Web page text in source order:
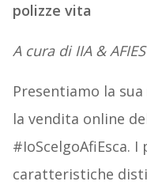
polizze vita
A cura di IIA &
Presentiamo la
la vendita online
#IoScelgoAfiEsca.
caratteristiche